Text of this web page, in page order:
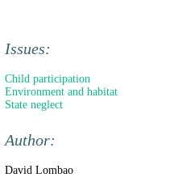
Issues:
Child participation
Environment and habitat
State neglect
Author:
David Lombao